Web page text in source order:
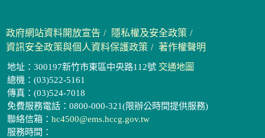
政府網站資料開放宣告
隱私權及安全政策
資訊安全政策與個人資料保護政策
著作權聲明
地址：300197新竹市東區中央路112號 交通地圖
總機：(03)522-5161
傳真：(03)524-7018
免費服務電話：0800-000-321(限辦公時間提供服務)
聯絡信箱： hc4500@ems.hccg.gov.tw
服務時間：